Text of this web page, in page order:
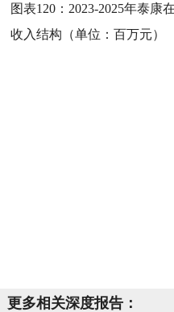
图表120： 2023-2025年泰康
收入结构（单位：百万元）
更多相关深度报告：